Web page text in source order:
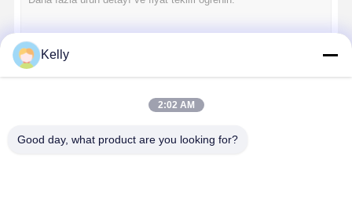
Kelly
2:02 AM
Good day, what product are you looking for?